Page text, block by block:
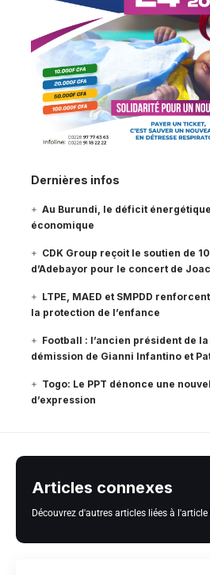
Dernières infos
Au Burundi, le déficit
économique
CDK Group reçoit le soutien de
d’Adebayor pour le concert de
LTPE, MAED et SMPDD
la protection de l’enfance
Football : l’ancien président de
démission de Gianni Infantino et
Togo: Le PPT dénonce une
d’expression
Articles connexes
Découvrez d'autres articles liées à l'article